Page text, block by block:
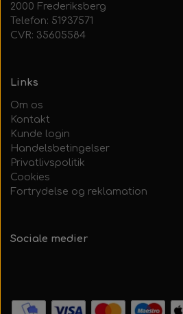
2000 Frederiksberg
Telefon: 51937571
CVR: 35605584
Links
Om os
Kontakt
Kunde login
Handelsbetingelser
Privatlivspolitik
Cookies
Fortrydelse og reklamation
Sociale medier